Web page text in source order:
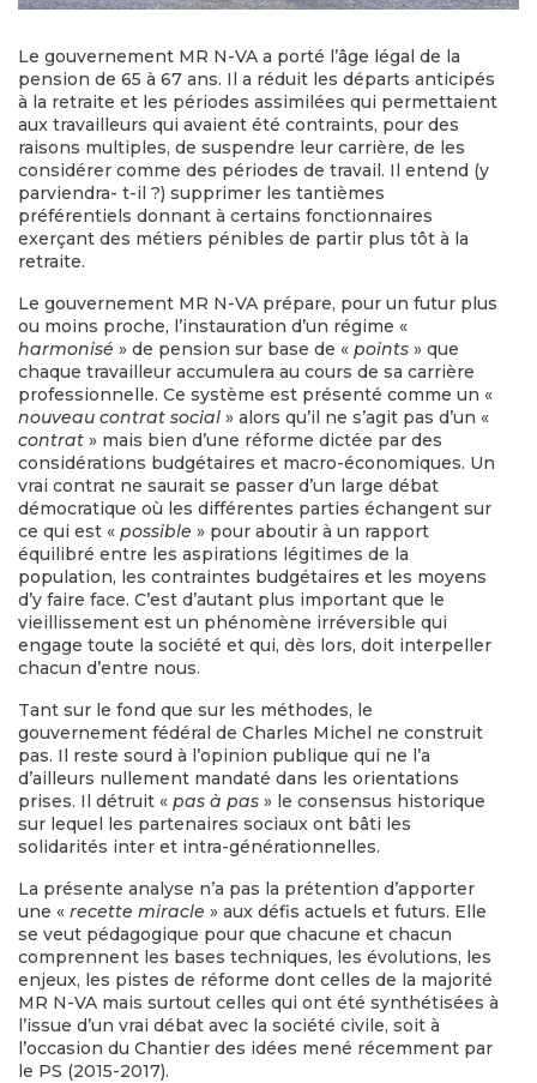
Le gouvernement MR N-VA a porté l’âge légal de la
pension de 65 à 67 ans. Il a réduit les départs anticipés
à la retraite et les périodes assimilées qui permettaient
aux travailleurs qui avaient été contraints, pour des
raisons multiples, de suspendre leur carrière, de les
considérer comme des périodes de travail. Il entend (y
parviendra- t-il ?) supprimer les tantièmes
préférentiels donnant à certains fonctionnaires
exerçant des métiers pénibles de partir plus tôt à la
retraite.
Le gouvernement MR N-VA prépare, pour un futur plus
ou moins proche, l’instauration d’un régime «
harmonisé » de pension sur base de « points » que
chaque travailleur accumulera au cours de sa carrière
professionnelle. Ce système est présenté comme un «
nouveau contrat social » alors qu’il ne s’agit pas d’un «
contrat » mais bien d’une réforme dictée par des
considérations budgétaires et macro-économiques. Un
vrai contrat ne saurait se passer d’un large débat
démocratique où les différentes parties échangent sur
ce qui est « possible » pour aboutir à un rapport
équilibré entre les aspirations légitimes de la
population, les contraintes budgétaires et les moyens
d’y faire face. C’est d’autant plus important que le
vieillissement est un phénomène irréversible qui
engage toute la société et qui, dès lors, doit interpeller
chacun d’entre nous.
Tant sur le fond que sur les méthodes, le
gouvernement fédéral de Charles Michel ne construit
pas. Il reste sourd à l’opinion publique qui ne l’a
d’ailleurs nullement mandaté dans les orientations
prises. Il détruit « pas à pas » le consensus historique
sur lequel les partenaires sociaux ont bâti les
solidarités inter et intra-générationnelles.
La présente analyse n’a pas la prétention d’apporter
une « recette miracle » aux défis actuels et futurs. Elle
se veut pédagogique pour que chacune et chacun
comprennent les bases techniques, les évolutions, les
enjeux, les pistes de réforme dont celles de la majorité
MR N-VA mais surtout celles qui ont été synthétisées à
l’issue d’un vrai débat avec la société civile, soit à
l’occasion du Chantier des idées mené récemment par
le PS (2015-2017).